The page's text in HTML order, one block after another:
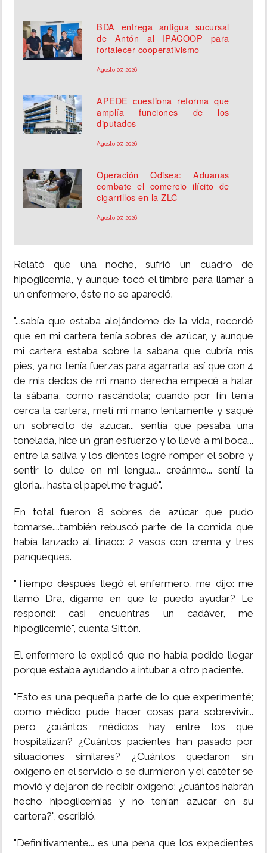
BDA entrega antigua sucursal
de Antón al IPACOOP para
fortalecer cooperativismo
Agosto 07, 2026
APEDE cuestiona reforma que
amplía funciones de los
diputados
Agosto 07, 2026
Operación Odisea: Aduanas
combate el comercio ilícito de
cigarrillos en la ZLC
Agosto 07, 2026
Relató que una noche, sufrió un cuadro de
hipoglicemia, y aunque tocó el timbre para llamar a
un enfermero, éste no se apareció.
"...sabía que estaba alejándome de la vida, recordé
que en mi cartera tenía sobres de azúcar, y aunque
mi cartera estaba sobre la sabana que cubría mis
pies, ya no tenía fuerzas para agarrarla; así que con 4
de mis dedos de mi mano derecha empecé a halar
la sábana, como rascándola; cuando por fín tenía
cerca la cartera, metí mi mano lentamente y saqué
un sobrecito de azúcar... sentía que pesaba una
tonelada, hice un gran esfuerzo y lo llevé a mi boca...
entre la saliva y los dientes logré romper el sobre y
sentir lo dulce en mi lengua... creánme... sentí la
gloria... hasta el papel me tragué".
En total fueron 8 sobres de azúcar que pudo
tomarse....también rebuscó parte de la comida que
había lanzado al tinaco: 2 vasos con crema y tres
panqueques.
"Tiempo después llegó el enfermero, me dijo: me
llamó Dra, dígame en que le puedo ayudar? Le
respondí: casi encuentras un cadáver, me
hipoglicemié", cuenta Sittón.
El enfermero le explicó que no había podido llegar
porque estaba ayudando a intubar a otro paciente.
"Esto es una pequeña parte de lo que experimenté;
como médico pude hacer cosas para sobrevivir...
pero ¿cuántos médicos hay entre los que
hospitalizan? ¿Cuántos pacientes han pasado por
situaciones similares? ¿Cuántos quedaron sin
oxígeno en el servicio o se durmieron y el catéter se
movió y dejaron de recibir oxígeno; ¿cuántos habrán
hecho hipoglicemias y no tenían azúcar en su
cartera?", escribió.
"Definitivamente... es una pena que los expedientes